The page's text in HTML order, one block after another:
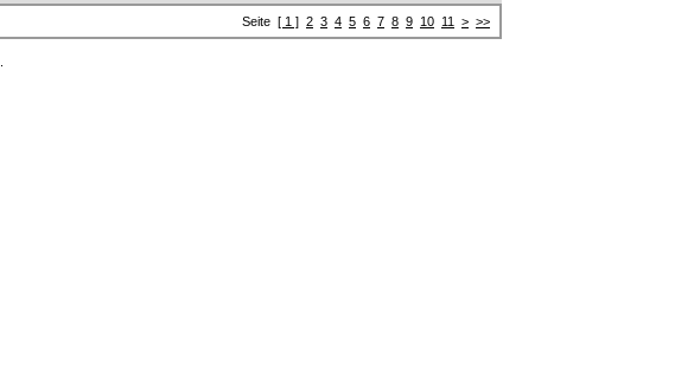
Seite [ 1 ] 2 3 4 5 6 7 8 9 10 11 > >>